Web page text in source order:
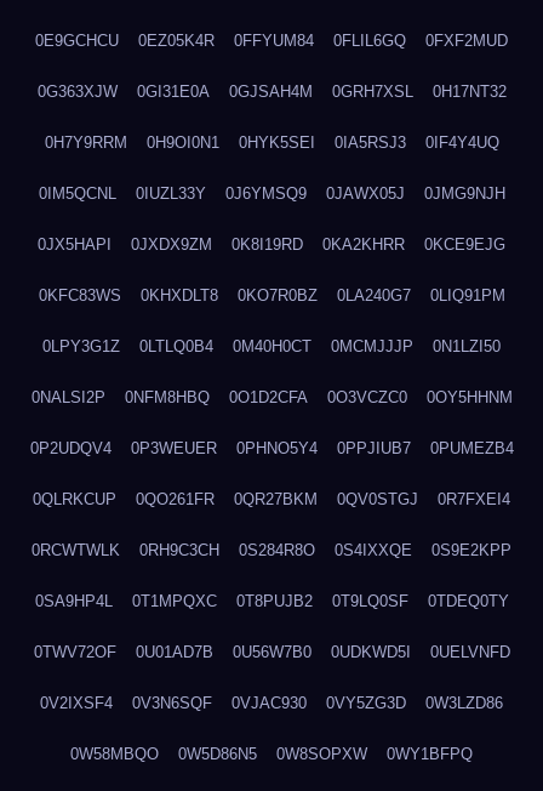
0E9GCHCU 0EZ05K4R 0FFYUM84 0FLIL6GQ 0FXF2MUD
0G363XJW 0GI31E0A 0GJSAH4M 0GRH7XSL 0H17NT32
0H7Y9RRM 0H9OI0N1 0HYK5SEI 0IA5RSJ3 0IF4Y4UQ
0IM5QCNL 0IUZL33Y 0J6YMSQ9 0JAWX05J 0JMG9NJH
0JX5HAPI 0JXDX9ZM 0K8I19RD 0KA2KHRR 0KCE9EJG
0KFC83WS 0KHXDLT8 0KO7R0BZ 0LA240G7 0LIQ91PM
0LPY3G1Z 0LTLQ0B4 0M40H0CT 0MCMJJJP 0N1LZI50
0NALSI2P 0NFM8HBQ 0O1D2CFA 0O3VCZC0 0OY5HHNM
0P2UDQV4 0P3WEUER 0PHNO5Y4 0PPJIUB7 0PUMEZB4
0QLRKCUP 0QO261FR 0QR27BKM 0QV0STGJ 0R7FXEI4
0RCWTWLK 0RH9C3CH 0S284R8O 0S4IXXQE 0S9E2KPP
0SA9HP4L 0T1MPQXC 0T8PUJB2 0T9LQ0SF 0TDEQ0TY
0TWV72OF 0U01AD7B 0U56W7B0 0UDKWD5I 0UELVNFD
0V2IXSF4 0V3N6SQF 0VJAC930 0VY5ZG3D 0W3LZD86
0W58MBQO 0W5D86N5 0W8SOPXW 0WY1BFPQ